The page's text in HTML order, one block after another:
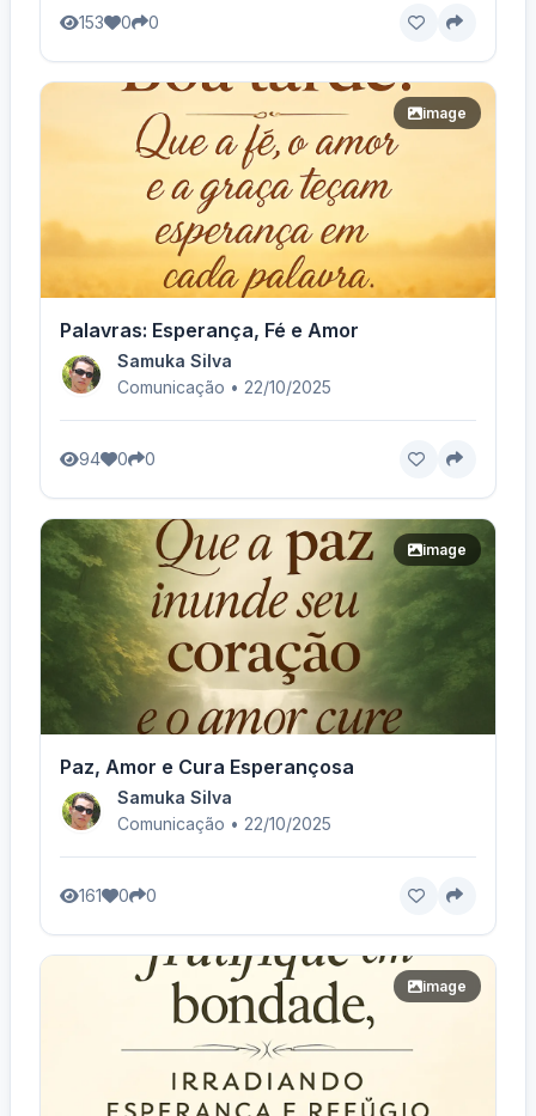
153 0 0
image
Palavras: Esperança, Fé e Amor
Samuka Silva
Comunicação • 22/10/2025
94 0 0
image
Paz, Amor e Cura Esperançosa
Samuka Silva
Comunicação • 22/10/2025
161 0 0
image